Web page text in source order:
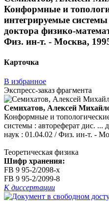
Конформные и
интегрируемые
доктора физико-
Физ. ин-т. - Москва,
Карточка
В избранное
Экспресс-заказ фрагмента
Семихатов, Алексей
Конформные и
системы : автореферат дис. ...
наук : 01.04.02 / Физ. ин-т. -
Теоретическая физика
Шифр хранения:
FB 9 95-2/2098-x
FB 9 95-2/2099-8
К диссертации